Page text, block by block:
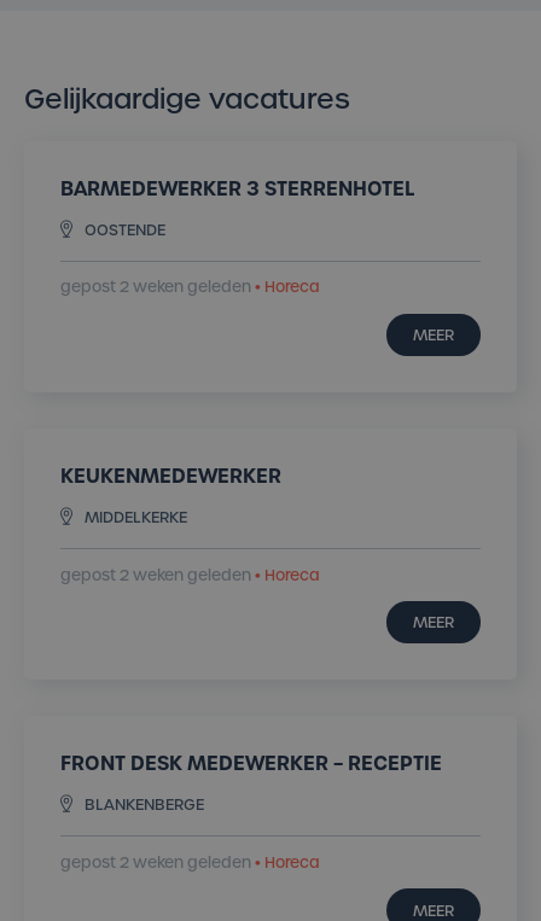
Gelijkaardige vacatures
BARMEDEWERKER 3 STERRENHOTEL
OOSTENDE
gepost 2 weken geleden • Horeca
MEER
KEUKENMEDEWERKER
MIDDELKERKE
gepost 2 weken geleden • Horeca
MEER
FRONT DESK MEDEWERKER – RECEPTIE
BLANKENBERGE
gepost 2 weken geleden • Horeca
MEER